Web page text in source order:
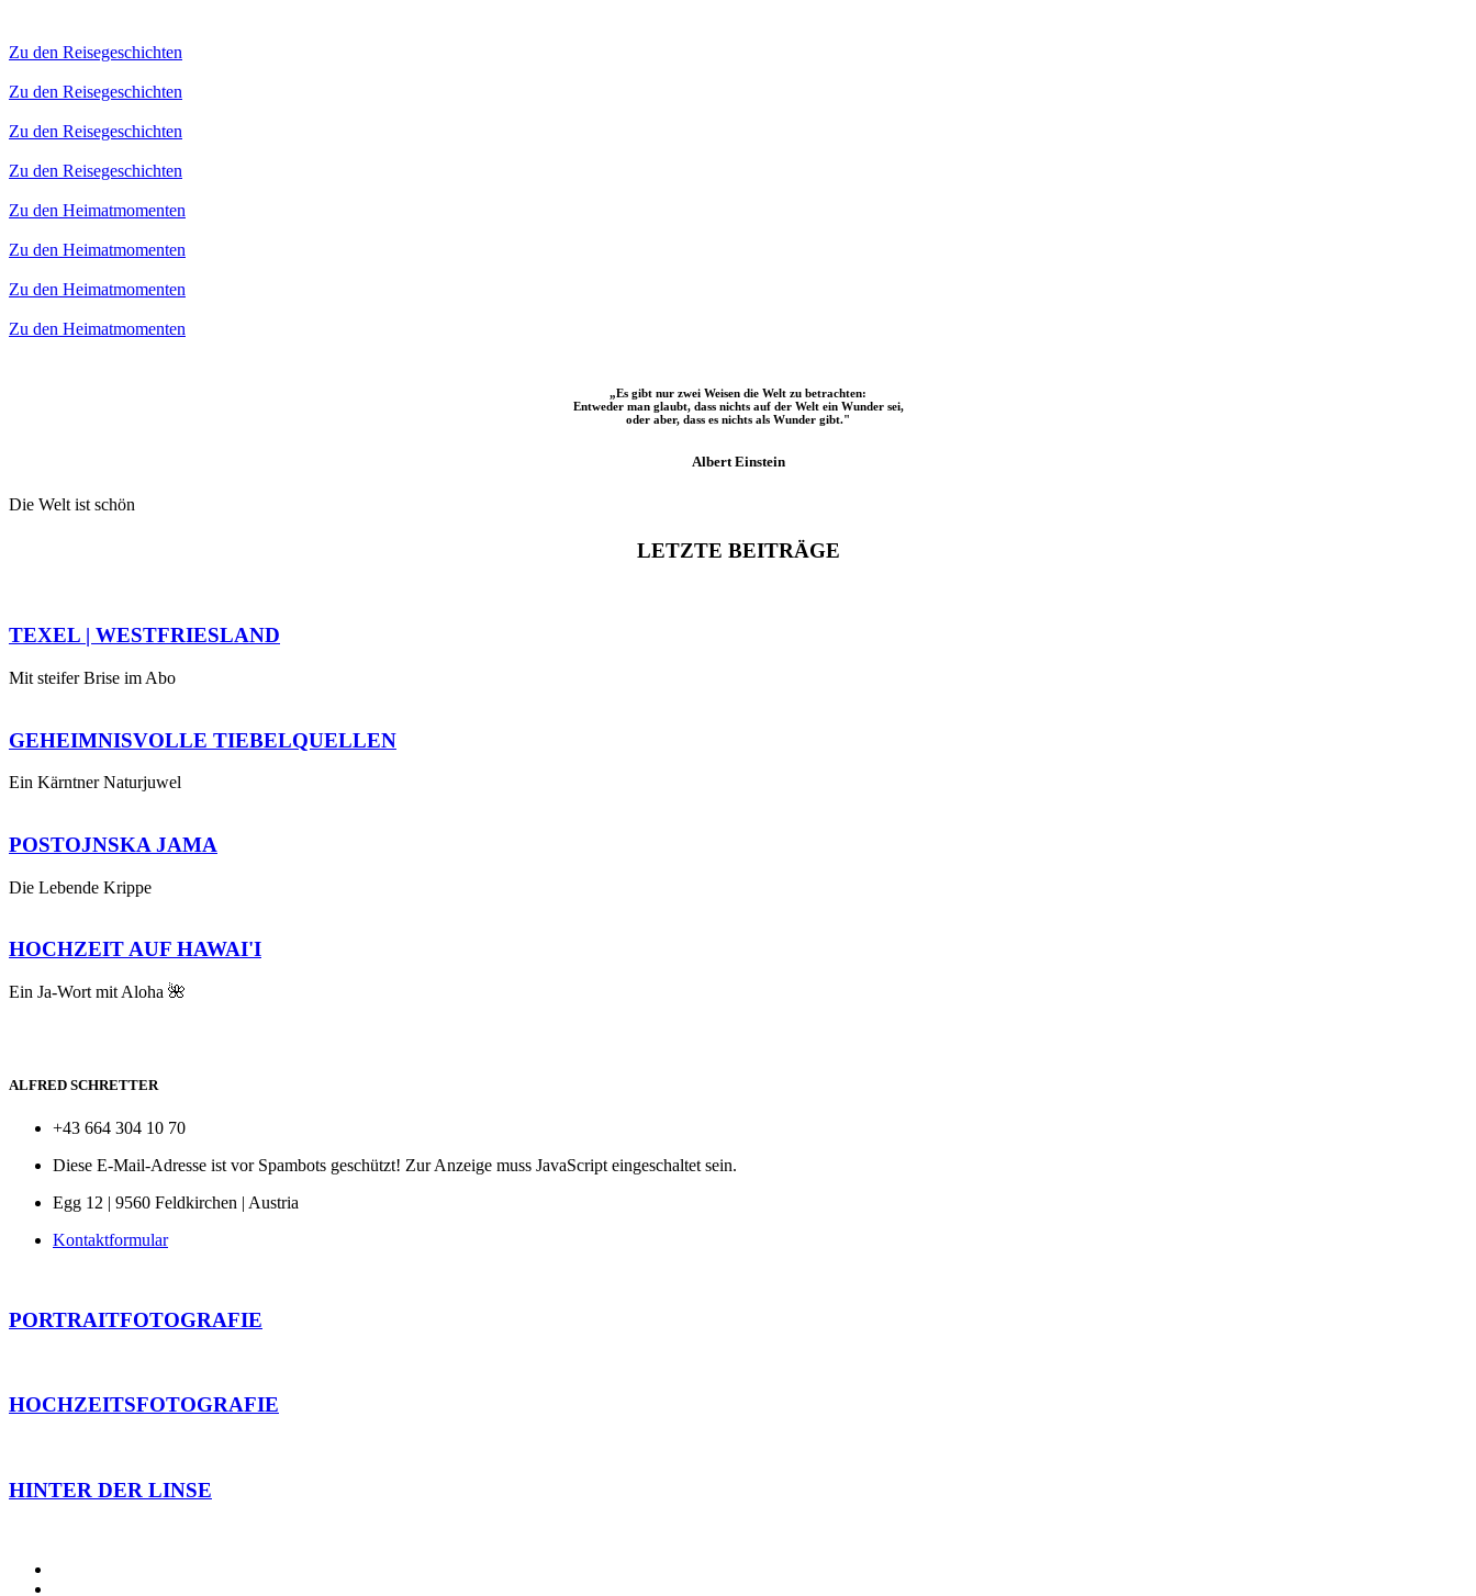
Zu den Reisegeschichten
Zu den Reisegeschichten
Zu den Reisegeschichten
Zu den Reisegeschichten
Zu den Heimatmomenten
Zu den Heimatmomenten
Zu den Heimatmomenten
Zu den Heimatmomenten
„Es gibt nur zwei Weisen die Welt zu betrachten:
Entweder man glaubt, dass nichts auf der Welt ein Wunder sei,
oder aber, dass es nichts als Wunder gibt."
Albert Einstein
Die Welt ist schön
LETZTE BEITRÄGE
TEXEL | WESTFRIESLAND
Mit steifer Brise im Abo
GEHEIMNISVOLLE TIEBELQUELLEN
Ein Kärntner Naturjuwel
POSTOJNSKA JAMA
Die Lebende Krippe
HOCHZEIT AUF HAWAI'I
Ein Ja-Wort mit Aloha 🌺
ALFRED SCHRETTER
+43 664 304 10 70
Diese E-Mail-Adresse ist vor Spambots geschützt! Zur Anzeige muss JavaScript eingeschaltet sein.
Egg 12 | 9560 Feldkirchen | Austria
Kontaktformular
PORTRAITFOTOGRAFIE
HOCHZEITSFOTOGRAFIE
HINTER DER LINSE